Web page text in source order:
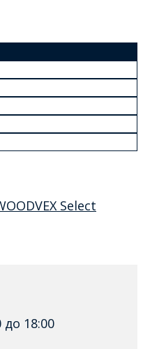
Select
до 18:00